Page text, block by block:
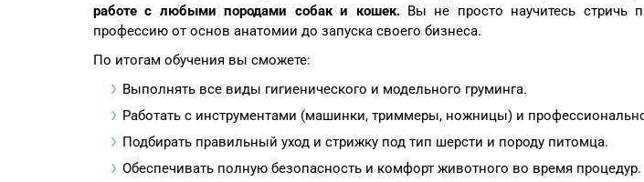
работе с любыми породами собак и кошек.Вы не просто научитесь стричь
профессию от основ анатомии до запуска своего бизнеса.
По итогам обучения вы сможете:
Выполнять все виды гигиенического и модельного груминга.
Работать с инструментами (машинки, триммеры, ножницы) и
Подбирать правильный уход и стрижку под тип шерсти и породу питомца.
Обеспечивать полную безопасность и комфорт животного во время процедур.